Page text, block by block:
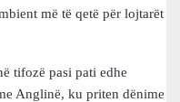
më të qetë për lojtarët
tifozë pasi pati edhe
Anglinë, ku priten dënime